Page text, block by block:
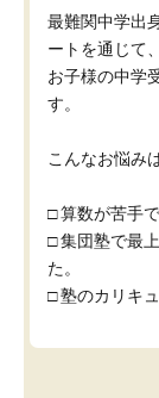
最難関中学出
ートを通じて、
お子様の中学
す。
こんなお悩み
□ 算数が苦手
□ 集団塾で最
た。
□ 塾のカリキ